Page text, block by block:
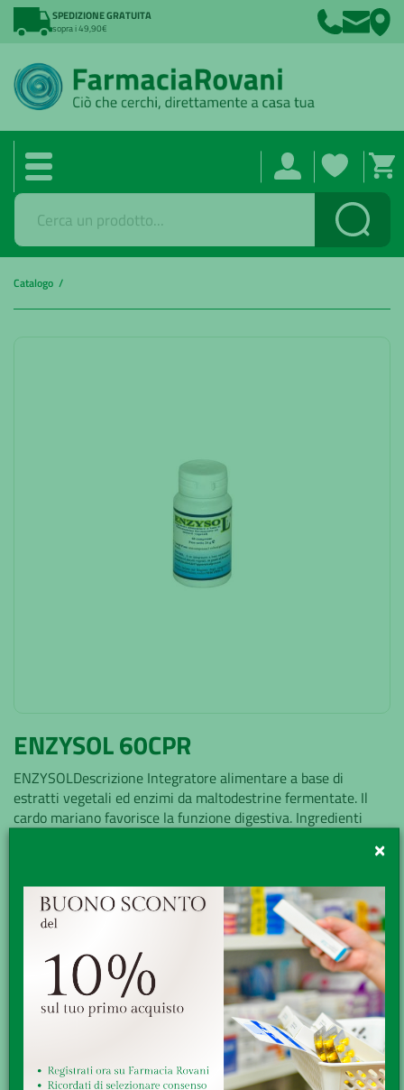
SPEDIZIONE GRATUITA
sopra i 49,90€
Cerca
Catalogo /
ENZYSOL 60CPR
ENZYSOLDescrizione Integratore alimentare a base di
estratti vegetali ed enzimi da maltodestrine fermentate. Il
cardo mariano favorisce la funzione digestiva. Ingredienti
Marchio:HERBOPLANET Srl
Disponibilità:Buona
GRATUITA sopra i 49,90€
Ritiro presso la farmacia
Reso veloce, facile e gratuito
×